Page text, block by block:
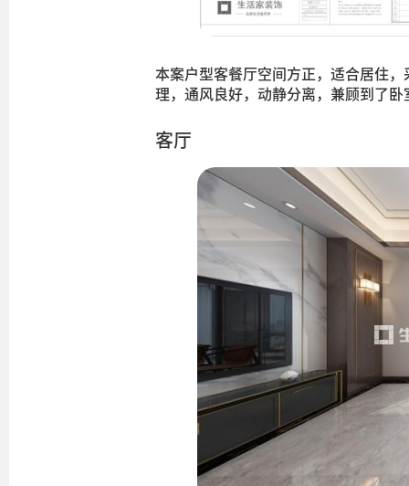
本案户型客餐厅空间方正，适合居住
理，通风良好，动静分离，兼顾到了
客厅